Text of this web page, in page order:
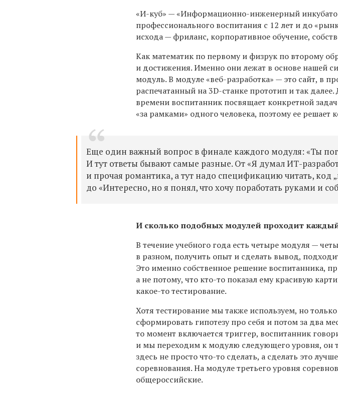
«И-куб» — «Информационно-инженерный
профессионального воспитания с 12 лет и до
исхода — фриланс, корпоративное обучение,
Как математик по первому и физрук по второму
и достижения. Именно они лежат в основе нашей
модуль. В модуле «веб-разработка» — это сайт, в
распечатанный на 3D-станке прототип и так далее.
времени воспитанник посвящает конкретной
«за рамками» одного человека, поэтому ее решает
Еще один важный вопрос в финале каждого модуля: «Ты
И тут ответы бывают самые разные. От «Я думал ИТ-
и прочая романтика, а тут надо спецификацию читать, код
до «Интересно, но я понял, что хочу поработать руками и
И сколько подобных модулей проходит
В течение учебного года есть четыре модуля —
в разном, получить опыт и сделать вывод,
Это именно собственное решение воспитанника,
а не потому, что кто-то показал ему красивую
какое-то тестирование.
Хотя тестирование мы также используем, но
сформировать гипотезу про себя и потом за два
то момент включается триггер, воспитанник
и мы переходим к модулю следующего уровня, он
здесь не просто что-то сделать, а сделать это
соревнования. На модуле третьего уровня
общероссийские.